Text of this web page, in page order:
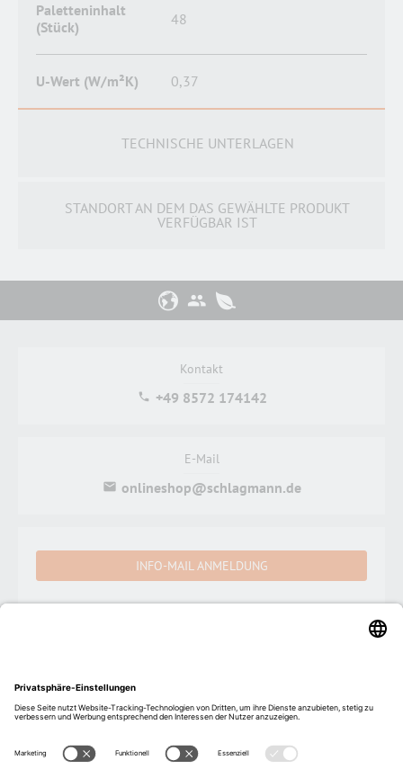
Paletteninhalt
(Stück)
48
U-Wert (W/m²K) 0,37
TECHNISCHE UNTERLAGEN
STANDORT AN DEM DAS GEWÄHLTE PRODUKT
VERFÜGBAR IST
Kontakt
+49 8572 174142
E-Mail
onlineshop@schlagmann.de
INFO-MAIL ANMELDUNG